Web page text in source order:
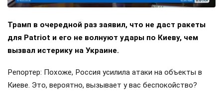
Трамп в очередной раз заявил, что не даст ракеты
для Patriot и его не волнуют удары по Киеву, чем
вызвал истерику на Украине.
Репортер: Похоже, Россия усилила атаки на объекты в
Киеве. Это, вероятно, вызывает у вас беспокойство?